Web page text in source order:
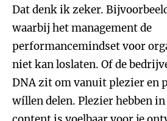
Dat denk ik zeker.
waarbij het management de
performancemindset voor
niet kan loslaten. Of de
DNA zit om vanuit plezier en
wíllen delen. Plezier hebben